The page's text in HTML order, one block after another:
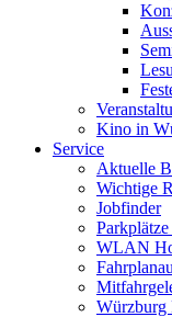
Kino in
Service
Aktuelle
Wichtige
Jobfinder
WLAN
Würzburg